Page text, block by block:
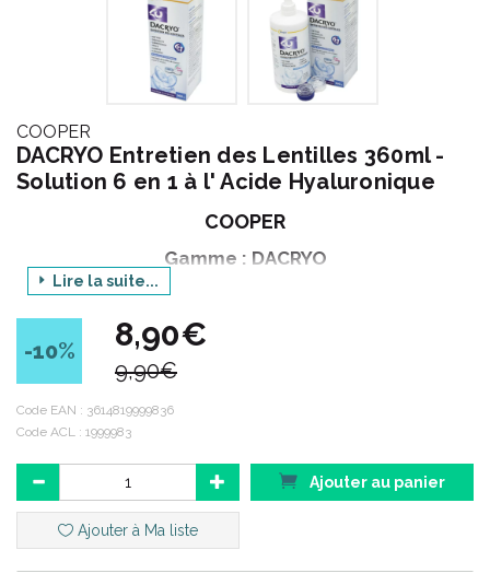
COOPER
DACRYO Entretien des Lentilles 360ml -
Solution 6 en 1 à l' Acide Hyaluronique
COOPER
Gamme : DACRYO
Produit : ENTRETIEN DES LENTILLES
Contenance : 360 ml
entretien tout en 1 qui contient de l’ acide hyaluronique, une
molécule naturellement présente dans la structure de l’ œil.
Code ACL : 1999983
Code EAN : 3614819999836
Lire la suite...
-10% 8,90€
9,90€
Code EAN : 3614819999836
Code ACL : 1999983
Ajouter au panier
Ajouter à Ma liste